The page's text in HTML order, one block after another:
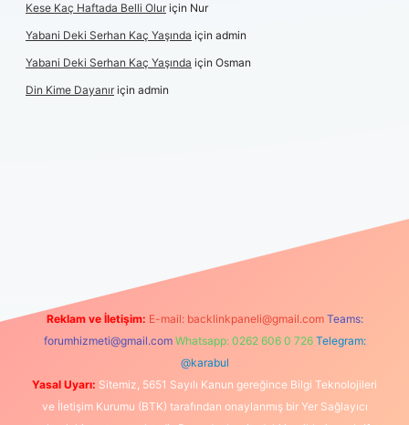
Kese Kaç Haftada Belli Oluriçin Nur
Yabani Deki Serhan Kaç Yaşında için admin
Yabani Deki Serhan Kaç Yaşında için Osman
Din Kime Dayanıriçin admin
Reklam ve İletişim: E-mail: backlinkpaneli@gmail.com Teams:
forumhizmeti@gmail.com Whatsapp: 0262 606 0 726 Telegram:
@karabul
Yasal Uyarı: Sitemiz, 5651 Sayılı Kanun gereğince Bilgi Teknolojileri
ve İletişim Kurumu (BTK) tarafından onaylanmış bir Yer Sağlayıcı